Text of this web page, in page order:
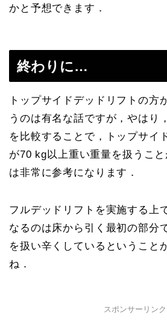
かと予想できます．
終わりに…
トップサイドデッドリフトの方
うのは有名な話ですが，やはり
を比較することで，トップサイ
が70 kg以上重い重量を扱うこ
は非常に参考になります．
フルデッドリフトを実施する上
なるのは床から引く最初の部分
を扱い辛くしているということ
ね．
スポンサーリンク